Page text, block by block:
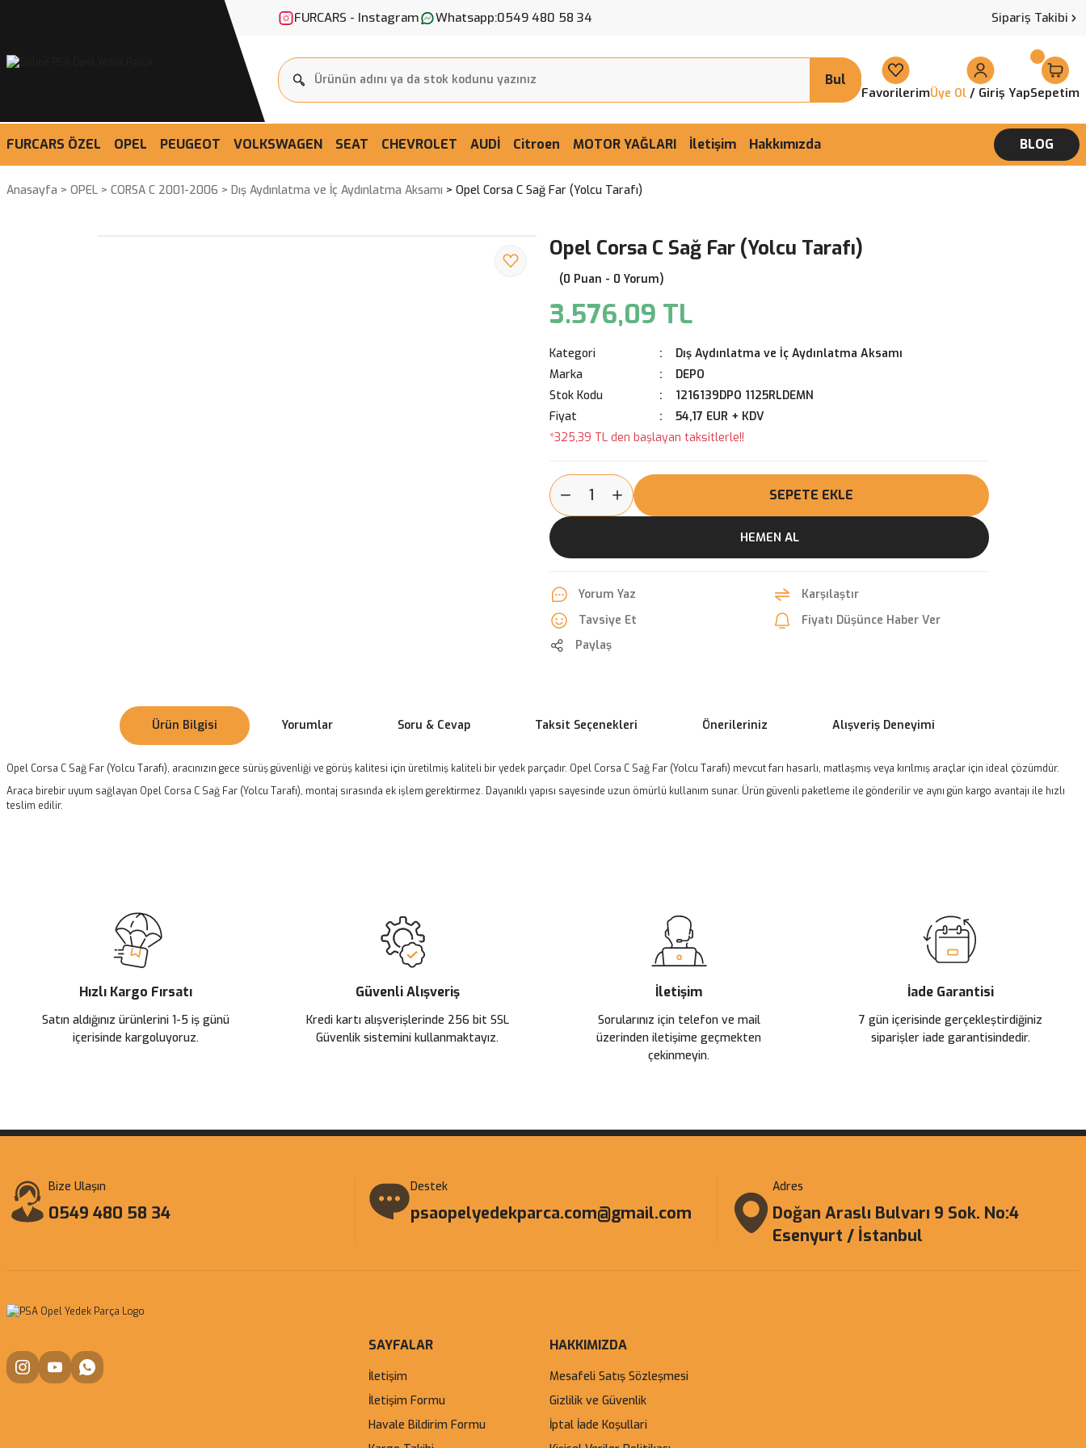
FURCARS - Instagram Whatsapp:0549 480 58 34 Sipariş Takibi
Bul
FavorilerimÜye Ol / Giriş YapSepetim
FURCARS ÖZEL OPEL PEUGEOT VOLKSWAGEN SEAT CHEVROLET AUDİ Citroen MOTOR YAĞLARI İletişim Hakkımızda BLOG
Anasayfa OPEL CORSA C 2001-2006 Dış Aydınlatma ve İç Aydınlatma Aksamı Opel Corsa C Sağ Far (Yolcu Tarafı)
Opel Corsa C Sağ Far (Yolcu Tarafı)
(0 Puan - 0 Yorum)
3.576,09 TL
Kategori
Dış Aydınlatma ve İç Aydınlatma Aksamı
Marka
DEPO
Stok Kodu
1216139DPO 1125RLDEMN
Fiyat
54,17 EUR + KDV
*325,39 TL den başlayan taksitlerle!!
SEPETE EKLE
HEMEN AL
Yorum Yaz
Karşılaştır
Tavsiye Et
Fiyatı Düşünce Haber Ver
Paylaş
Ürün Bilgisi Yorumlar Soru & Cevap Taksit Seçenekleri Önerileriniz Alışveriş Deneyimi
Opel Corsa C Sağ Far (Yolcu Tarafı), aracınızın gece sürüş güvenliği ve görüş kalitesi için üretilmiş kaliteli bir yedek parçadır. Opel Corsa C Sağ Far (Yolcu Tarafı) mevcut farı hasarlı, matlaşmış veya kırılmış araçlar için ideal çözümdür.
Araca birebir uyum sağlayan Opel Corsa C Sağ Far (Yolcu Tarafı), montaj sırasında ek işlem gerektirmez. Dayanıklı yapısı sayesinde uzun ömürlü kullanım sunar. Ürün güvenli paketleme ile gönderilir ve aynı gün kargo avantajı ile hızlı
teslim edilir.
Ürün açıklamasında eksik bilgiler bulunuyor.
Ürün bilgilerinde hatalar bulunuyor.
Ürün fiyatı diğer sitelerden daha pahalı.
Bu ürüne benzer farklı alternatifler olmalı.
Hızlı Kargo Fırsatı
Satın aldığınız ürünlerini 1-5 iş günü
içerisinde kargoluyoruz.
Güvenli Alışveriş
Kredi kartı alışverişlerinde 256 bit SSL
Güvenlik sistemini kullanmaktayız.
İletişim
Sorularınız için telefon ve mail
üzerinden iletişime geçmekten
çekinmeyin.
İade Garantisi
7 gün içerisinde gerçekleştirdiğiniz
siparişler iade garantisindedir.
Bize Ulaşın
0549 480 58 34
Destek
psaopelyedekparca.com@gmail.com
Adres
Doğan Araslı Bulvarı 9 Sok. No:4
Esenyurt / İstanbul
SAYFALAR
İletişim
İletişim Formu
Havale Bildirim Formu
HAKKIMIZDA
Mesafeli Satış Sözleşmesi
Gizlilik ve Güvenlik
İptal İade Koşullari